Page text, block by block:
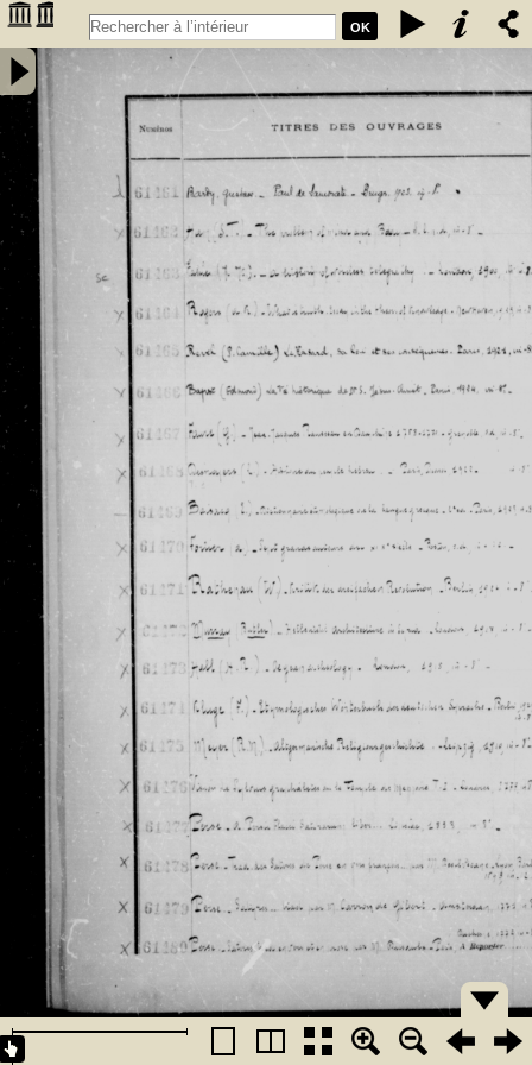
OK
Inventaire des fonds patrimoniaux lettres et sciences des
bibliothèques universitaires de Bordeaux. Registre 42. Numéros
d'inventaire de FR 61461 à FR 62480 - Université de Bordeaux
(1441-1970)